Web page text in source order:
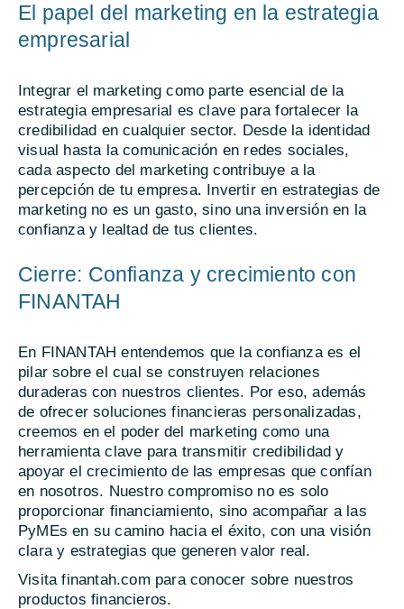
El papel del marketing en la estrategia
empresarial
Integrar el marketing como parte esencial de la
estrategia empresarial es clave para fortalecer la
credibilidad en cualquier sector. Desde la identidad
visual hasta la comunicación en redes sociales,
cada aspecto del marketing contribuye a la
percepción de tu empresa. Invertir en estrategias de
marketing no es un gasto, sino una inversión en la
confianza y lealtad de tus clientes.
Cierre: Confianza y crecimiento con
FINANTAH
En FINANTAH entendemos que la confianza es el
pilar sobre el cual se construyen relaciones
duraderas con nuestros clientes. Por eso, además
de ofrecer soluciones financieras personalizadas,
creemos en el poder del marketing como una
herramienta clave para transmitir credibilidad y
apoyar el crecimiento de las empresas que confían
en nosotros. Nuestro compromiso no es solo
proporcionar financiamiento, sino acompañar a las
PyMEs en su camino hacia el éxito, con una visión
clara y estrategias que generen valor real.
Visita finantah.com para conocer sobre nuestros
productos financieros.